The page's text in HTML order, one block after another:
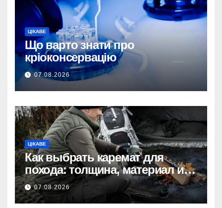
ЦІКАВЕ
Що варто знати про
кріоконсервацію
07.08.2026
ЦІКАВЕ
Как выбрать каремат для
похода: толщина, материал и
размер
07.08.2026